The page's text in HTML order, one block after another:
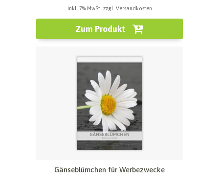
inkl. 7% MwSt. zzgl. Versandkosten
Zum Produkt
Gänseblümchen für Werbezwecke